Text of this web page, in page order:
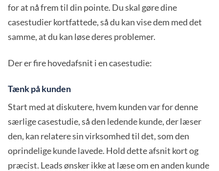
for at nå frem til din pointe. Du skal gøre dine
casestudier kortfattede, så du kan vise dem med det
samme, at du kan løse deres problemer.
Der er fire hovedafsnit i en casestudie:
Tænk på kunden
Start med at diskutere, hvem kunden var for denne
særlige casestudie, så den ledende kunde, der læser
den, kan relatere sin virksomhed til det, som den
oprindelige kunde lavede. Hold dette afsnit kort og
præcist. Leads ønsker ikke at læse om en anden kunde